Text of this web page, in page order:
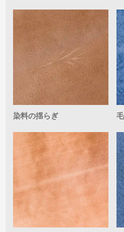
染料の揺らぎ